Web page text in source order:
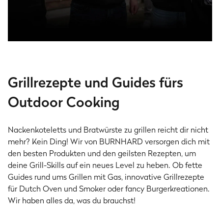
Als Teil unserer brandheißen Community erfährst
du als einer der ersten von Produktneuheiten und
sicherst dir exklusive Vorteile!
Grillrezepte und Guides fürs
Outdoor Cooking
Nackenkoteletts und Bratwürste zu grillen reicht dir nicht
mehr? Kein Ding! Wir von BURNHARD versorgen dich mit
den besten Produkten und den geilsten Rezepten, um
deine Grill-Skills auf ein neues Level zu heben. Ob fette
Guides rund ums Grillen mit Gas, innovative Grillrezepte
für Dutch Oven und Smoker oder fancy Burgerkreationen.
Wir haben alles da, was du brauchst!